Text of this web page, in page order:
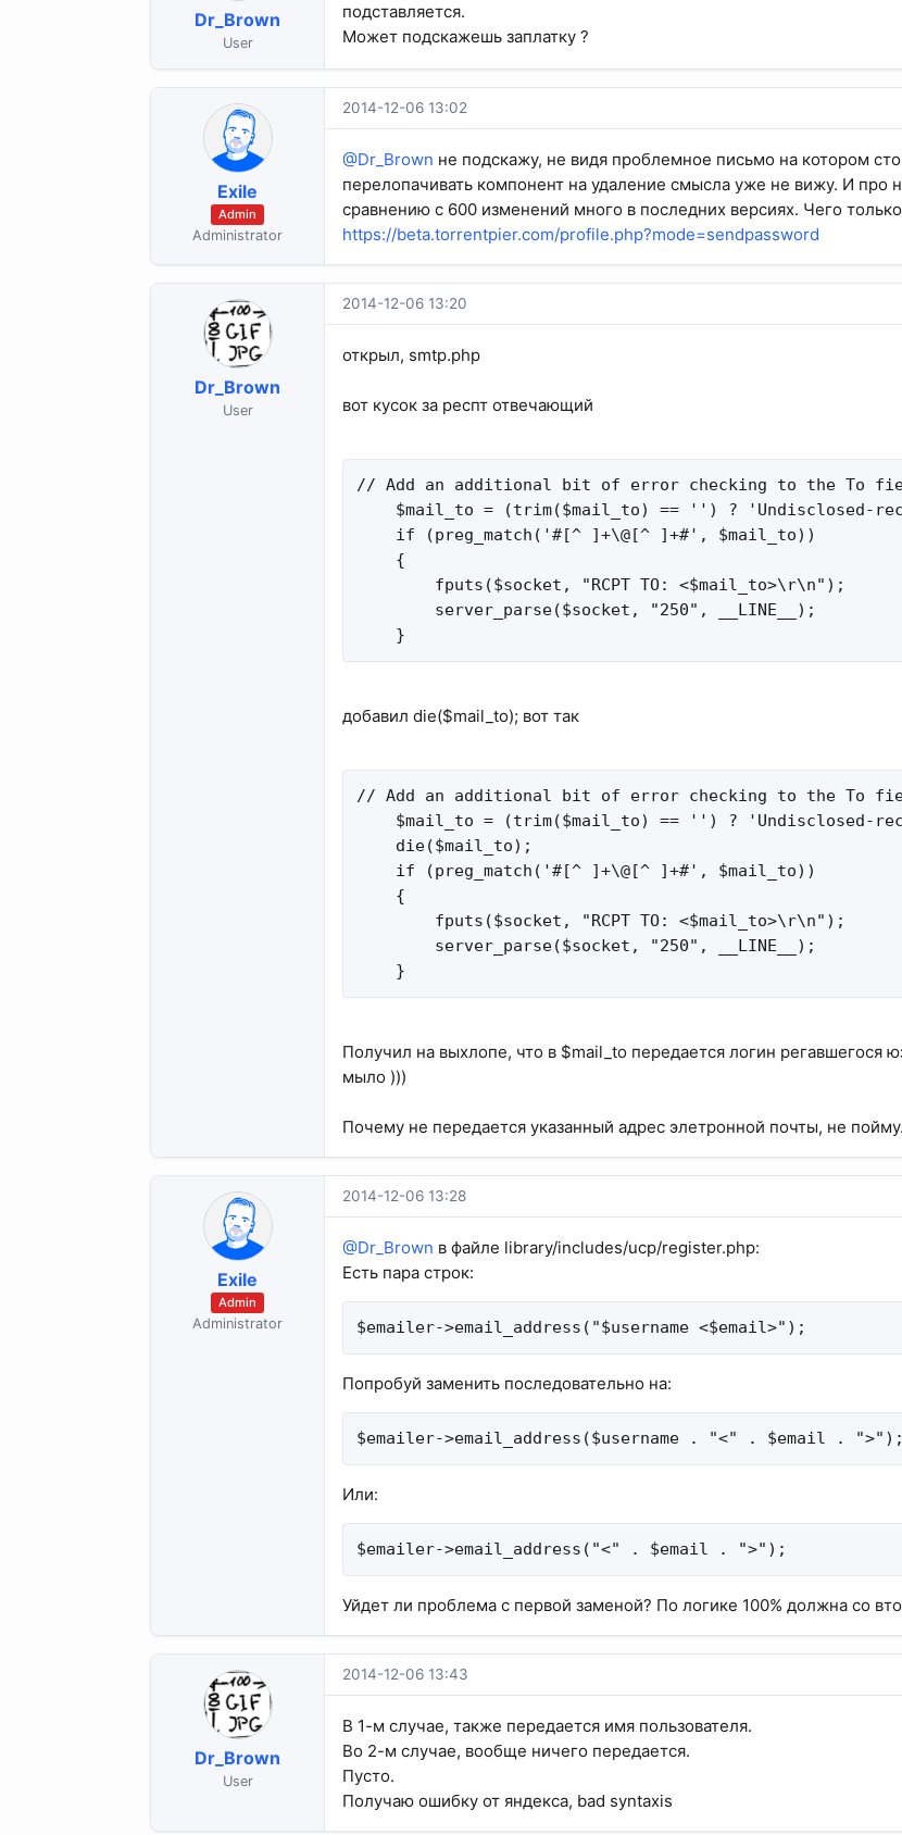
Dr_Brown
User
подставляется.
Может подскажешь заплатку ?
Exile
Admin
Administrator
2014-12-06 13:02
@Dr_Brown не подскажу, не видя проблемное письмо на котором
перелопачивать компонент на удаление смысла уже не вижу. И
сравнению с 600 изменений много в последних версиях. Чего только
https://beta.torrentpier.com/profile.php?mode=sendpassword
Dr_Brown
User
2014-12-06 13:20
открыл, smtp.php
вот кусок за респт отвечающий
// Add an additional bit of error checking to the To
$mail_to = (trim($mail_to) == '') ? 'Undisclosed-
    if (preg_match('#[^ ]+\@[^ ]+#', $mail_to))
    {
        fputs($socket, "RCPT TO: <$mail_to>\r\n");
        server_parse($socket, "250", __LINE__);
    }
добавил die($mail_to); вот так
// Add an additional bit of error checking to the To
$mail_to = (trim($mail_to) == '') ? 'Undisclosed-
    die($mail_to);
    if (preg_match('#[^ ]+\@[^ ]+#', $mail_to))
    {
        fputs($socket, "RCPT TO: <$mail_to>\r\n");
        server_parse($socket, "250", __LINE__);
    }
Получил на выхлопе, что в $mail_to передается логин регавшегося
мыло )))
Почему не передается указанный адрес элетронной почты, не пойму.
Exile
Admin
Administrator
2014-12-06 13:28
@Dr_Brown в файле library/includes/ucp/register.php:
Есть пара строк:
$emailer->email_address("$username <$email>");
Попробуй заменить последовательно на:
$emailer->email_address($username . "<" . $email . ">");
Или:
$emailer->email_address("<" . $email . ">");
Уйдет ли проблема с первой заменой? По логике 100% должна со
Dr_Brown
User
2014-12-06 13:43
В 1-м случае, также передается имя пользователя.
Во 2-м случае, вообще ничего передается.
Пусто.
Получаю ошибку от яндекса, bad syntaxis